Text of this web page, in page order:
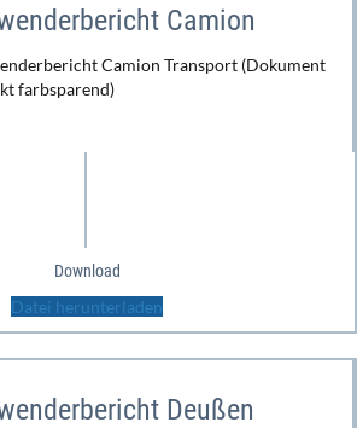
Camion
Camion Transport (Dokument
farbsparend)
Download
Datei herunterladen
Deußen